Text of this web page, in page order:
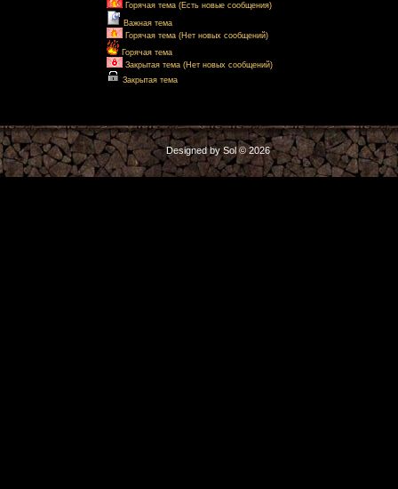
Горячая тема (Есть новые сообщения)
Важная тема
Горячая тема (Нет новых сообщений)
Горячая тема
Закрытая тема (Нет новых сообщений)
Закрытая тема
Designed by Sol © 2026